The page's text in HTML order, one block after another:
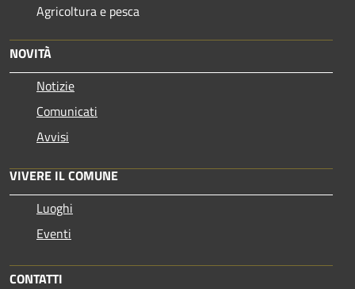
Agricoltura e pesca
NOVITÀ
Notizie
Comunicati
Avvisi
VIVERE IL COMUNE
Luoghi
Eventi
CONTATTI